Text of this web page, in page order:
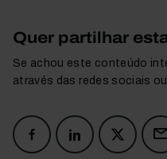
Quer partilhar
Se achou este conteúdo
através das redes sociais